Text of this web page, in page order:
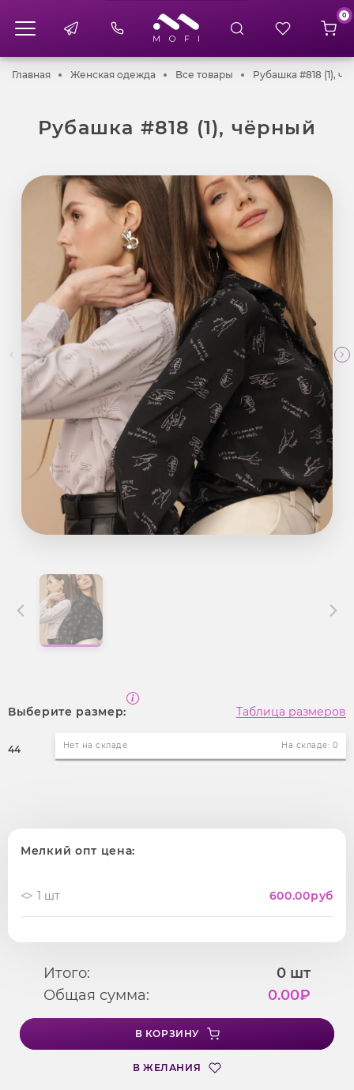
0
ГлавнаяГлавнаяЖенская одежда Женская одежда
Все товары Все товары
Рубашка #818 (1),
Рубашка #818 (1), чёрный
Выберите размер: Таблица размеров
44 Нет на складе На складе: 0
Мелкий опт цена:
1 шт 600.00руб
Итого: 0 шт
Общая сумма:
0.00₽
В КОРЗИНУ
В ЖЕЛАНИЯ